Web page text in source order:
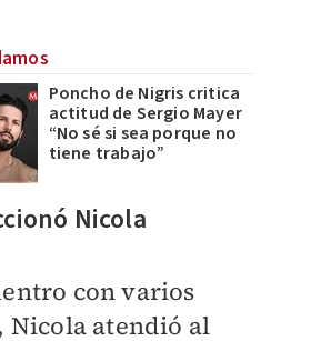
Poncho de Nigris critica
actitud de Sergio Mayer
“No sé si sea porque no
tiene trabajo”
Nicola
con varios
Nicola atendió al